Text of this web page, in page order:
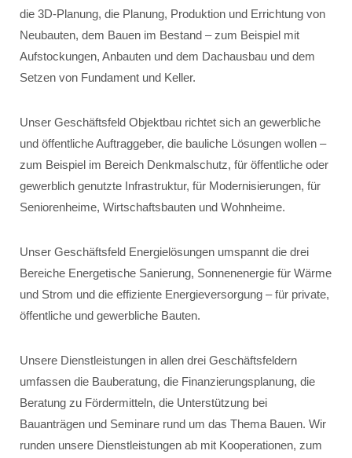
die 3D-Planung, die Planung, Produktion und Errichtung von
Neubauten, dem Bauen im Bestand – zum Beispiel mit
Aufstockungen, Anbauten und dem Dachausbau und dem
Setzen von Fundament und Keller.
Unser Geschäftsfeld Objektbau richtet sich an gewerbliche
und öffentliche Auftraggeber, die bauliche Lösungen wollen –
zum Beispiel im Bereich Denkmalschutz, für öffentliche oder
gewerblich genutzte Infrastruktur, für Modernisierungen, für
Seniorenheime, Wirtschaftsbauten und Wohnheime.
Unser Geschäftsfeld Energielösungen umspannt die drei
Bereiche Energetische Sanierung, Sonnenenergie für Wärme
und Strom und die effiziente Energieversorgung – für private,
öffentliche und gewerbliche Bauten.
Unsere Dienstleistungen in allen drei Geschäftsfeldern
umfassen die Bauberatung, die Finanzierungsplanung, die
Beratung zu Fördermitteln, die Unterstützung bei
Bauanträgen und Seminare rund um das Thema Bauen. Wir
runden unsere Dienstleistungen ab mit Kooperationen, zum